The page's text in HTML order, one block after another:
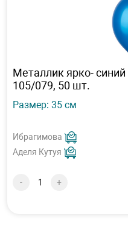
Металлик ярко- синий
105/079, 50 шт.
Размер: 35 см
Ибрагимова
Аделя Кутуя
- +